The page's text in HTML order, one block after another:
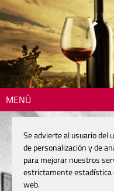
MENÚ
Se advierte al usuario del
de personalización y de
para mejorar nuestros
estrictamente estadística
web.